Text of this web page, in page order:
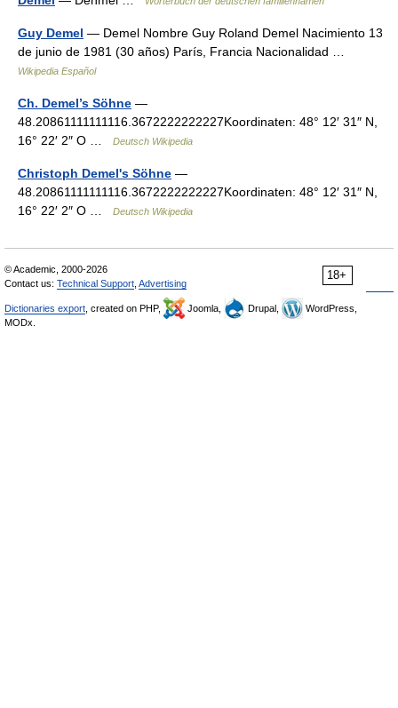
Guy Demel — Demel Nombre Guy Roland Demel Nacimiento 13
de junio de 1981 (30 años) París, Francia Nacionalidad …
Wikipedia Español
Ch. Demel’s Söhne —
48.20861111111116.3672222222227Koordinaten: 48° 12′ 31″ N,
16° 22′ 2″ O …
Deutsch Wikipedia
Christoph Demel's Söhne —
48.20861111111116.3672222222227Koordinaten: 48° 12′ 31″ N,
16° 22′ 2″ O …
Deutsch Wikipedia
18+
© Academic, 2000-2026
Contact us: Technical Support Advertising
Dictionaries export , created on PHP, Joomla, Drupal,
WordPress,
MODx.